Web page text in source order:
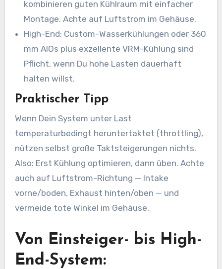
kombinieren guten Kühlraum mit einfacher
Montage. Achte auf Luftstrom im Gehäuse.
High-End: Custom-Wasserkühlungen oder 360
mm AIOs plus exzellente VRM-Kühlung sind
Pflicht, wenn Du hohe Lasten dauerhaft
halten willst.
Praktischer Tipp
Wenn Dein System unter Last
temperaturbedingt heruntertaktet (throttling),
nützen selbst große Taktsteigerungen nichts.
Also: Erst Kühlung optimieren, dann üben. Achte
auch auf Luftstrom-Richtung — Intake
vorne/boden, Exhaust hinten/oben — und
vermeide tote Winkel im Gehäuse.
Von Einsteiger- bis High-
End-System: